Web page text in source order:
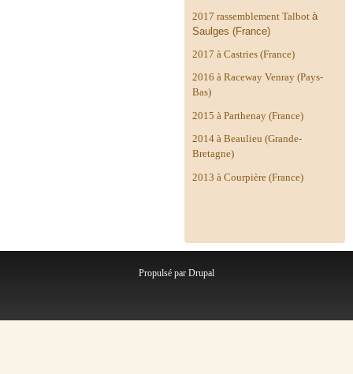
2017 rassemblement Talbot à
Saulges (France)
2017 à Castries (France)
2016 à Raceway Venray (Pays-
Bas)
2015 à Parthenay (France)
2014 à Beaulieu (Grande-
Bretagne)
2013 à Courpière (France)
Propulsé par Drupal